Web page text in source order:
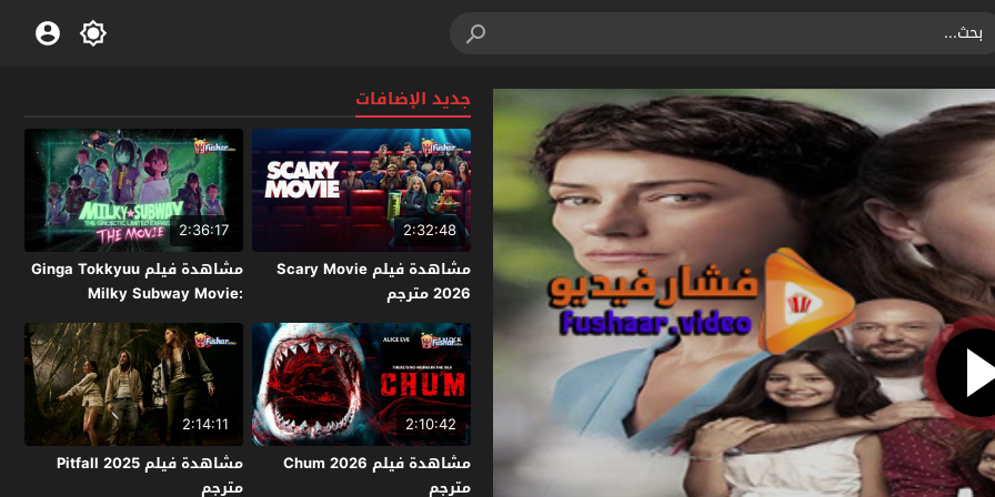
جديد الإضافات
2:32:48
مشاهدة فيلم Scary Movie
2026 مترجم
2:36:17
مشاهدة فيلم Ginga Tokkyuu
Milky Subway Movie:
Kakueki Teisha Gekijou Yuki
2026 مترجم
2:10:42
مشاهدة فيلم Chum 2026
مترجم
2:14:11
مشاهدة فيلم Pitfall 2025
مترجم